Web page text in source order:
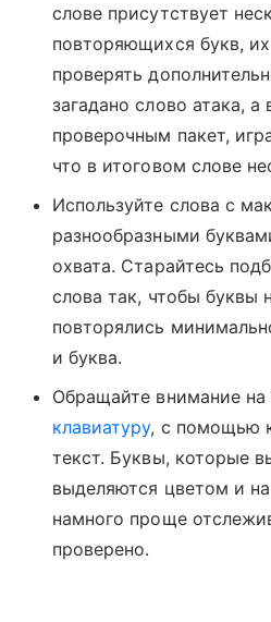
слове присутствует
повторяющихся букв,
проверять
загадано слово атака,
проверочным пакет,
что в итоговом слове
Используйте слова с
разнообразными
охвата. Старайтесь
слова так, чтобы буквы
повторялись
и буква.
Обращайте внимание на
клавиатуру, с помощью
текст. Буквы, которые
выделяются цветом и
намного проще
проверено.